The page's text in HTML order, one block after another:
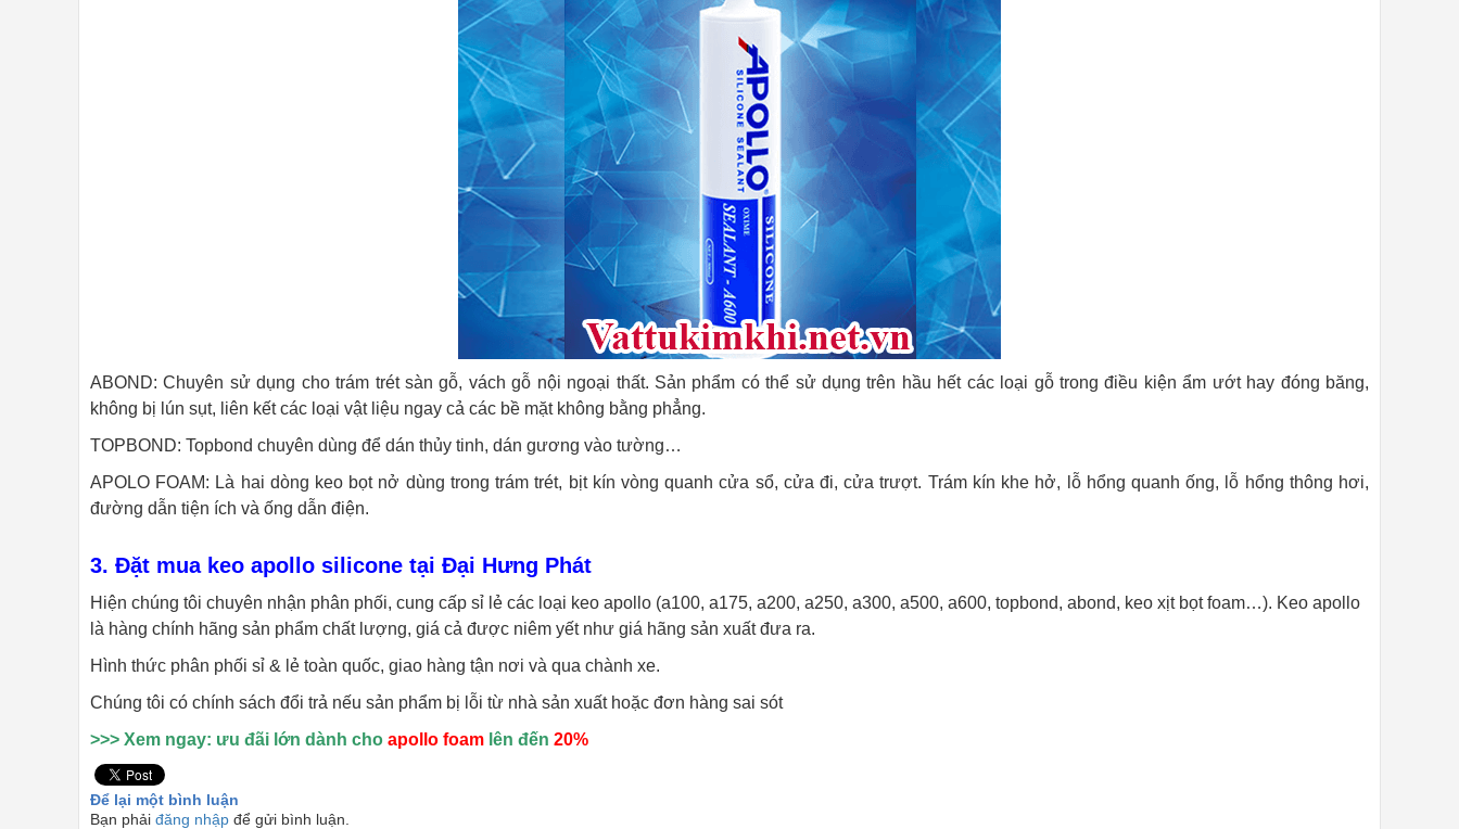
ABOND: Chuyên sử dụng cho trám trét sàn gỗ, vách gỗ nội ngoại thất. Sản phẩm có thể sử dụng trên hầu hết các loại gỗ trong điều kiện ẩm ướt hay đóng băng,
không bị lún sụt, liên kết các loại vật liệu ngay cả các bề mặt không bằng phẳng.
TOPBOND: Topbond chuyên dùng để dán thủy tinh, dán gương vào tường…
APOLO FOAM: Là hai dòng keo bọt nở dùng trong trám trét, bịt kín vòng quanh cửa sổ, cửa đi, cửa trượt. Trám kín khe hở, lỗ hổng quanh ống, lỗ hổng thông hơi,
đường dẫn tiện ích và ống dẫn điện.
3. Đặt mua keo apollo silicone tại Đại Hưng Phát
Hiện chúng tôi chuyên nhận phân phối, cung cấp sỉ lẻ các loại keo apollo (a100, a175, a200, a250, a300, a500, a600, topbond, abond, keo xịt bọt foam…). Keo apollo
là hàng chính hãng sản phẩm chất lượng, giá cả được niêm yết như giá hãng sản xuất đưa ra.
Hình thức phân phối sỉ & lẻ toàn quốc, giao hàng tận nơi và qua chành xe.
Chúng tôi có chính sách đổi trả nếu sản phẩm bị lỗi từ nhà sản xuất hoặc đơn hàng sai sót
>>> Xem ngay: ưu đãi lớn dành cho apollo foam lên đến 20%
Để lại một bình luận
Bạn phải đăng nhập để gửi bình luận.